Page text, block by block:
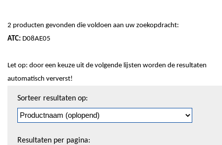
2 producten gevonden die voldoen aan uw zoekopdracht:
ATC: D08AE05
Let op: door een keuze uit de volgende lijsten worden de resultaten
automatisch ververst!
pagineren
Sorteer resultaten op:
Resultaten per pagina: